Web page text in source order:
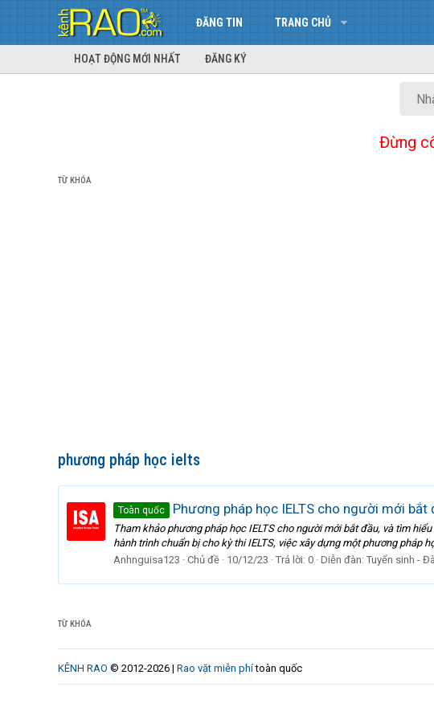
ĐĂNG TIN TRANG CHỦ
HOẠT ĐỘNG MỚI NHẤT ĐĂNG KÝ
Đừng
TỪ KHÓA
phương pháp học ielts
Toàn quốc Phương pháp học IELTS cho người mới bắt
Tham khảo phương pháp học IELTS cho người mới bắt đầu, và tìm
hành trình chuẩn bị cho kỳ thi IELTS, việc xây dựng một phương pháp
Anhnguisa123
Chủ đề 10/12/23 Trả lời: 0 Diễn đàn: Tuyển sinh -
TỪ KHÓA
KÊNH RAO © 2012-2026 | Rao vặt miễn phítoàn quốc